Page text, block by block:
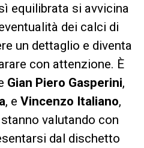
equilibrata si avvicina
dei calci di
un dettaglio e diventa
con attenzione. È
Gian Piero Gasperini,
, e Vincenzo Italiano,
stanno valutando con
dal dischetto